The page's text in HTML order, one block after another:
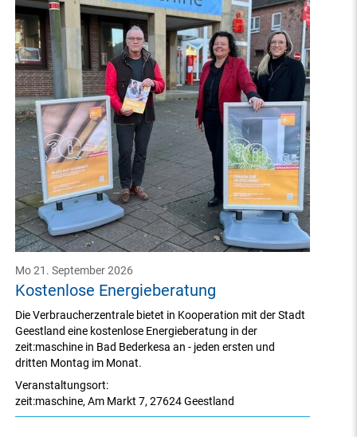
Kostenlose Energieberatung
Mo 21. September 2026
Veranstaltungsort:
zeit:maschine,Am Markt 7,27624 Geestland
Die Verbraucherzentrale bietet in Kooperation mit der Stadt
Geestland eine kostenlose Energieberatung in der
zeit:maschine in Bad Bederkesa an - jeden ersten und
dritten Montag im Monat.